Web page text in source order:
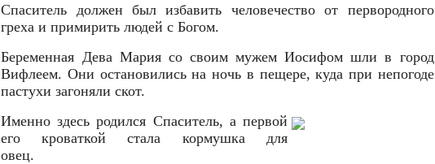
Спаситель должен был избавить человечество от первородного
греха и примирить людей с Богом.
Беременная Дева Мария со своим мужем Иосифом шли в город
Вифлеем. Они остановились на ночь в пещере, куда при непогоде
пастухи загоняли скот.
Именно здесь родился Спаситель, а первой
его кроваткой стала кормушка для
овец.